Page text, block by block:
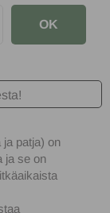
patja) on
ja se on
OK